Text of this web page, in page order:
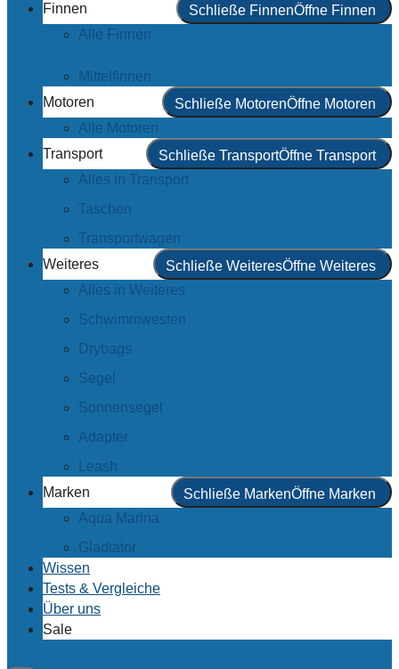
Finnen
Schließe FinnenÖffne Finnen
Alle Finnen
Mittelfinnen
Motoren
Schließe MotorenÖffne Motoren
Alle Motoren
Transport
Schließe TransportÖffne Transport
Alles in Transport
Taschen
Transportwagen
Weiteres
Schließe WeiteresÖffne Weiteres
Alles in Weiteres
Schwimmwesten
Drybags
Segel
Sonnensegel
Adapter
Leash
Marken
Schließe MarkenÖffne Marken
Aqua Marina
Gladiator
Wissen
Tests & Vergleiche
Über uns
Sale